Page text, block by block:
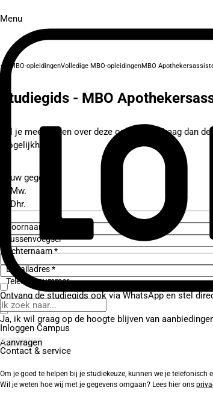
Menu
Inloggen Campus
Contact & service
MBO-opleidingenVolledige MBO-opleidingenMBO
Studiegids - MBO
Wil je meer weten over deze opleiding? Vraag dan
mogelijkheden.
Jouw gegevens
Mw.
Dhr.
Voornaam *
Tussenvoegsel
Achternaam *
E-mailadres *
Telefoonnummer
Ontvang de studiegids ook via WhatsApp en stel
Ja, ik wil graag op de hoogte blijven van
Om je goed te helpen bij je studiekeuze, kunnen we je telefonisch
Wil je weten hoe wij met je gegevens omgaan? Lees hier ons